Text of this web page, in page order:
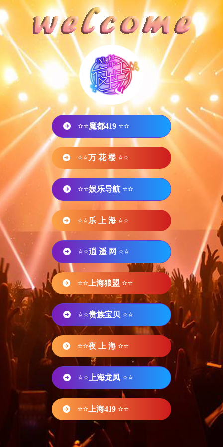
⭐⭐魔都419 ⭐⭐
⭐⭐万 花 楼 ⭐⭐
⭐⭐娱乐导航 ⭐⭐
⭐⭐乐 上 海 ⭐⭐
⭐⭐逍 遥 网 ⭐⭐
⭐⭐ 上海狼盟 ⭐⭐
⭐⭐贵族宝贝 ⭐⭐
⭐⭐夜 上 海 ⭐⭐
⭐⭐ 上海龙凤 ⭐⭐
⭐⭐ 上海419 ⭐⭐